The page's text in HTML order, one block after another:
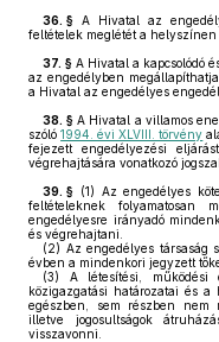
36. § A Hivatal az
feltételek meglétét a helyszínen
37. § A Hivatal a kapcsolódó
az engedélyben
a Hivatal az engedélyes
38. § A Hivatal a villamos
szóló1994. évi XLVIII. törvény
fejezett engedélyezési
végrehajtására vonatkozó
39. § (1) Az engedélyes
feltételeknek folyamatosan
engedélyesre irányadó
és végrehajtani.
(2) Az engedélyes társaság
évben a mindenkori jegyzett
(3) A létesítési, működési
közigazgatási határozatai és a
egészben, sem részben nem
illetve jogosultságok
visszavonni.